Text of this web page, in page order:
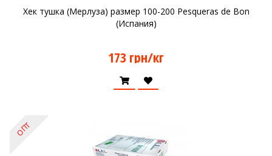
Хек тушка (Мерлуза) размер 100-200 Pesqueras de Bon
(Испания)
173 грн/кг
ОПТ